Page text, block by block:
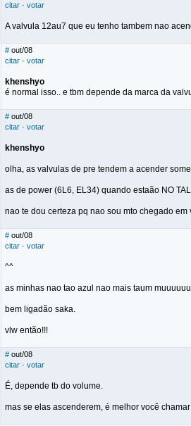
citar · votar
A valvula 12au7 que eu tenho tambem nao
# out/08
citar · votar
khenshyo
é normal isso.. e tbm depende da marca da
# out/08
citar · votar
khenshyo
olha, as valvulas de pre tendem a acender
as de power (6L6, EL34) quando estaão NO
nao te dou certeza pq nao sou mto chegado
# out/08
citar · votar
^^
as minhas nao tao azul nao mais taum
bem ligadão saka.
vlw então!!!
# out/08
citar · votar
É, depende tb do volume.
mas se elas ascenderem, é melhor você